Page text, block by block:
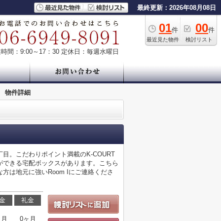
最終更新：2026年08月08日
01件
最近見た物件
00件
検討リスト
間：9:00～17：30 定休日：毎週水曜日
物件詳細
。こだわりポイント満載のK-COURT
きる宅配ボックスがあります。こちら
は地元に強いRoom Iにご連絡くださ
礼金
0ヶ月